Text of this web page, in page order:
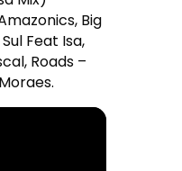
Big
Feat Isa,
Roads –